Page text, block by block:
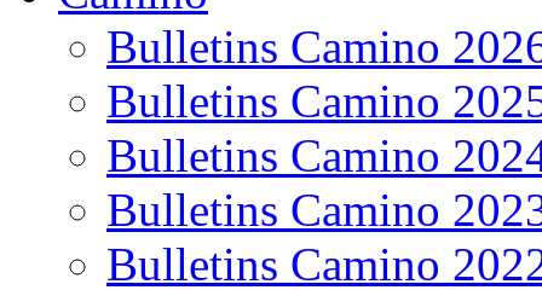
Bulletins Camino
Bulletins Camino
Bulletins Camino
Bulletins Camino
Bulletins Camino